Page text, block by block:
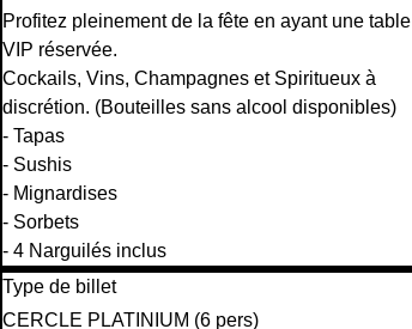
Profitez pleinement de la fête en ayant une table
VIP réservée.
Cockails, Vins, Champagnes et Spiritueux à
discrétion. (Bouteilles sans alcool disponibles)
- Tapas
- Sushis
- Mignardises
- Sorbets
- 4 Narguilés inclus
Type de billet
CERCLE PLATINIUM (6 pers)